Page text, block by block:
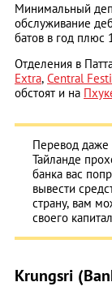
Минимальный
обслуживание
батов в год плюс
Отделения в
Еxtra, Central
обстоят и на
Перевод даже
Тайланде
банка вас
вывести
страну, вам
своего
Krungsri